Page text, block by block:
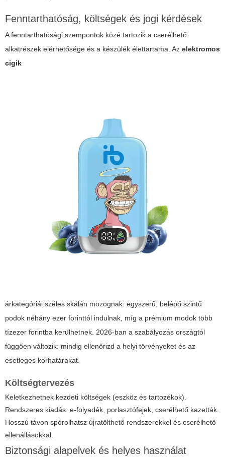
Fenntarthatóság, költségek és jogi kérdések
A fenntarthatósági szempontok közé tartozik a cserélhető
alkatrészek elérhetősége és a készülék élettartama. Az elektromos
cigik
árkategóriái széles skálán mozognak: egyszerű, belépő szintű
podok néhány ezer forinttól indulnak, míg a prémium modok több
tízezer forintba kerülhetnek. 2026-ban a szabályozás országtól
függően változik: mindig ellenőrizd a helyi törvényeket és az
esetleges korhatárakat.
Költségtervezés
Keletkezhetnek kezdeti költségek (eszköz és tartozékok).
Rendszeres kiadás: e-folyadék, porlasztófejek, cserélhető kazetták.
Hosszú távon spórolhatsz újratölthető rendszerekkel és cserélhető
ellenállásokkal.
Biztonsági alapelvek és helyes használat